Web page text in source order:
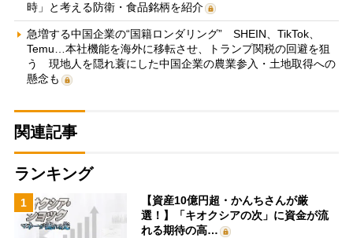
時」と考える防衛・食品銘柄を紹介
急増する中国企業の“国籍ロンダリング” SHEIN、TikTok、
Temu…本社機能を海外に移転させ、トランプ関税の回避を狙
う 現地人を隠れ蓑にした中国企業の農業参入・土地取得への
懸念も
関連記事
ランキング
1
【資産10億円超・かんちさんが厳
選！】「キオクシアの次」に資金が流
れる期待の高…